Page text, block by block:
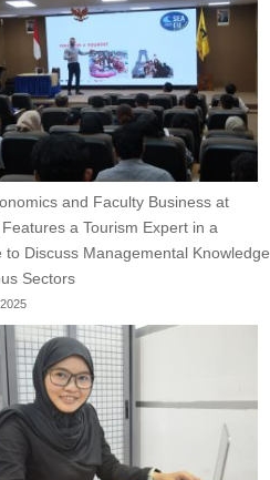
and Faculty Business at
a Tourism Expert in a
to Discuss Managemental Knowledge
Sectors